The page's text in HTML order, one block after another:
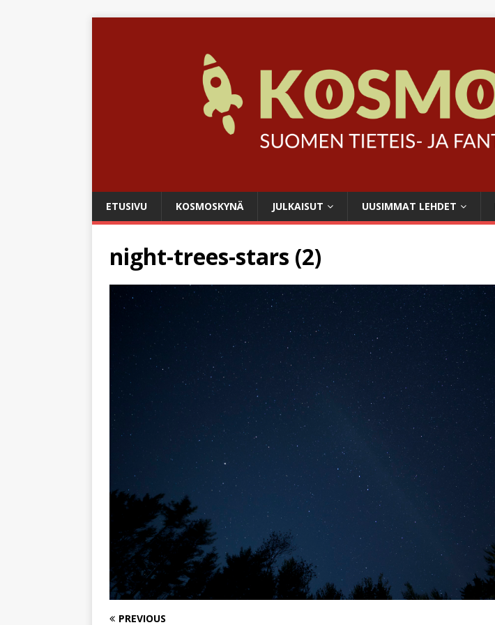
ETUSIVU KOSMOSKYNÄ JULKAISUT UUSIMMAT LEHDET
night-trees-stars (2)
PREVIOUS